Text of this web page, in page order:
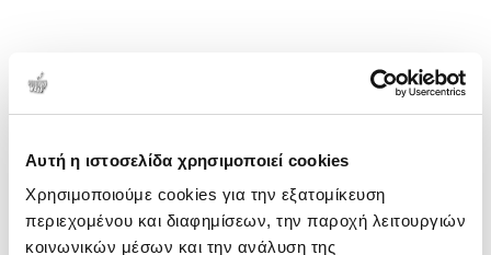
Αυτή η ιστοσελίδα χρησιμοποιεί cookies
Χρησιμοποιούμε cookies για την εξατομίκευση
περιεχομένου και διαφημίσεων, την παροχή λειτουργιών
κοινωνικών μέσων και την ανάλυση της